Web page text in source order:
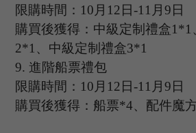
限購時間： 10 月 12 日-11 月9 日
購買後獲得：中級定制禮盒1*1
2*1、中級定制禮盒3*1
9. 進階船票禮包
限購時間： 10 月 12 日-11 月9 日
購買後獲得：船票*4、配件魔